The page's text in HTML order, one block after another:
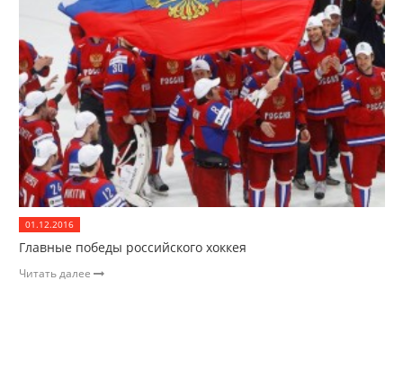
01.12.2016
Главные победы российского хоккея
Читать далее